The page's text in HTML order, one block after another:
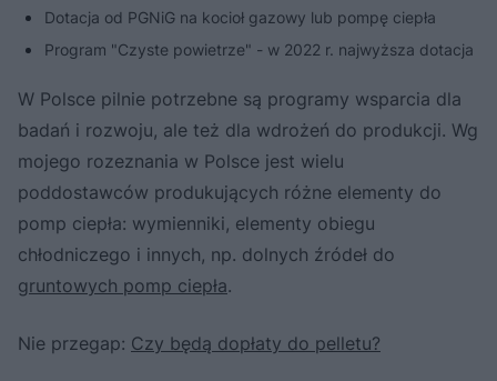
Dotacja od PGNiG na kocioł gazowy lub pompę ciepła
Program "Czyste powietrze" - w 2022 r. najwyższa dotacja
W Polsce pilnie potrzebne są programy wsparcia dla
badań i rozwoju, ale też dla wdrożeń do produkcji. Wg
mojego rozeznania w Polsce jest wielu
poddostawców produkujących różne elementy do
pomp ciepła: wymienniki, elementy obiegu
chłodniczego i innych, np. dolnych źródeł do
gruntowych pomp ciepła.
Nie przegap: Czy będą dopłaty do pelletu?